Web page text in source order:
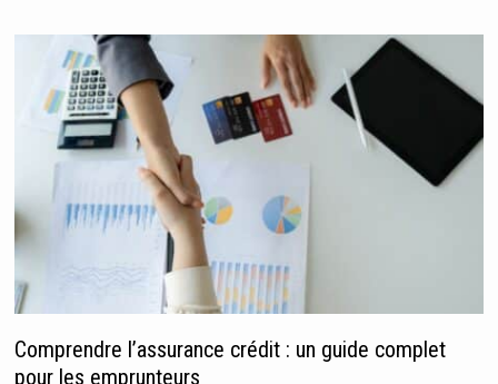
Comprendre l’assurance crédit : un guide complet
pour les emprunteurs